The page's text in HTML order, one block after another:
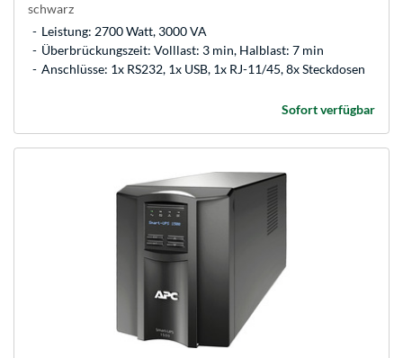
schwarz
Leistung: 2700 Watt, 3000 VA
Überbrückungszeit: Volllast: 3 min, Halblast: 7 min
Anschlüsse: 1x RS232, 1x USB, 1x RJ-11/45, 8x Steckdosen
Sofort verfügbar